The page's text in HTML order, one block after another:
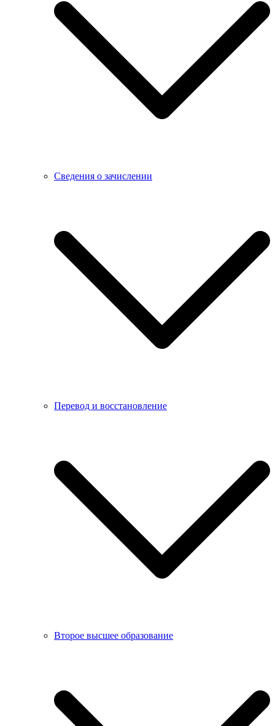
Сведения о зачислении
Перевод и восстановление
Второе высшее образование